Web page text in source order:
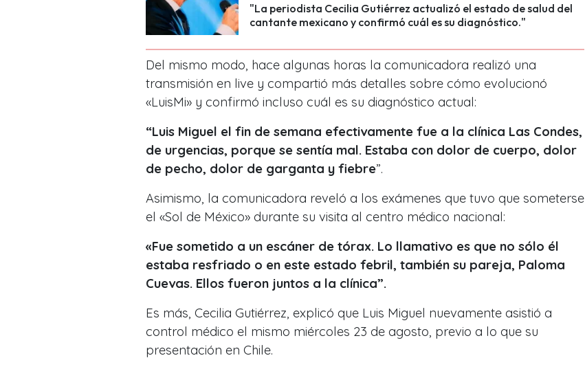
"La periodista Cecilia Gutiérrez actualizó el estado de salud del
cantante mexicano y confirmó cuál es su diagnóstico."
Del mismo modo, hace algunas horas la comunicadora realizó una
transmisión en live y compartió más detalles sobre cómo evolucionó
«LuisMi» y confirmó incluso cuál es su diagnóstico actual:
“Luis Miguel el fin de semana efectivamente fue a la clínica Las Condes,
de urgencias, porque se sentía mal. Estaba con dolor de cuerpo, dolor
de pecho, dolor de garganta y fiebre”.
Asimismo, la comunicadora reveló a los exámenes que tuvo que someterse
el «Sol de México» durante su visita al centro médico nacional:
«Fue sometido a un escáner de tórax. Lo llamativo es que no sólo él
estaba resfriado o en este estado febril, también su pareja, Paloma
Cuevas. Ellos fueron juntos a la clínica”.
Es más, Cecilia Gutiérrez, explicó que Luis Miguel nuevamente asistió a
control médico el mismo miércoles 23 de agosto, previo a lo que su
presentación en Chile.